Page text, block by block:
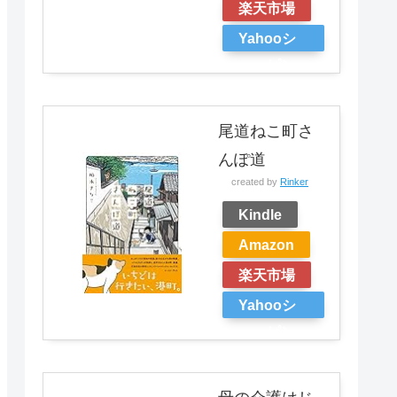
楽天市場
Yahooシ
尾道ねこ町さ
んぽ道
created by Rinker
Kindle
Amazon
楽天市場
Yahooシ